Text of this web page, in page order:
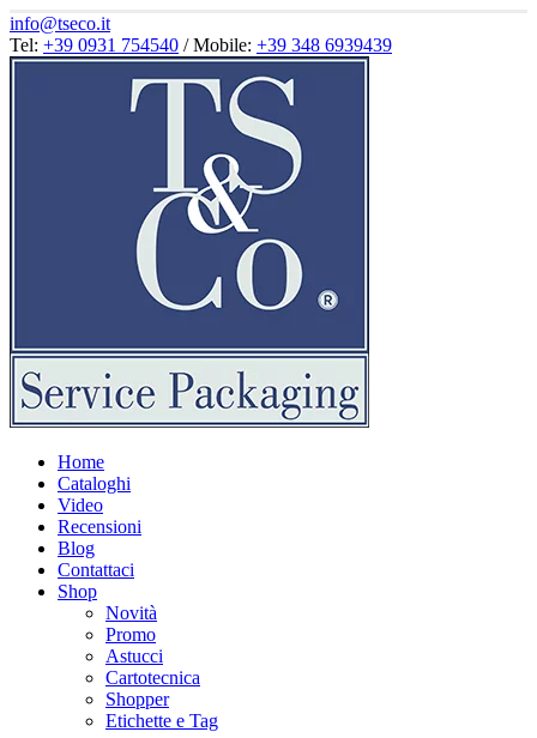
info@tseco.it
Tel: +39 0931 754540 / Mobile: +39 348 6939439
Home
Cataloghi
Video
Recensioni
Blog
Contattaci
Shop
Novità
Promo
Astucci
Cartotecnica
Shopper
Etichette e Tag